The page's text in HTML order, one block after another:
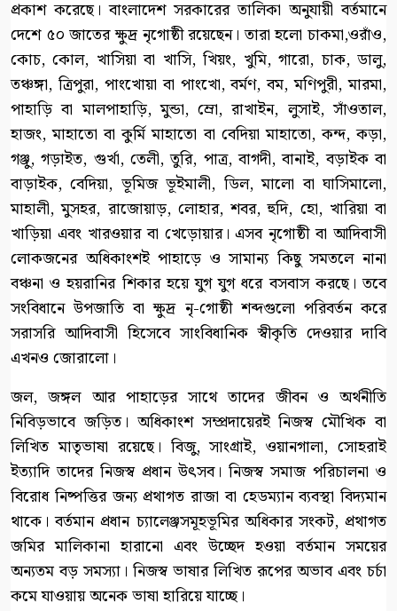
প্রকাশ করেছে। বাংলাদেশ সরকারের তালিকা অনুযায়ী বর্তমানে
দেশে ৫০ জাতের ক্ষুদ্র নৃগোষ্ঠী রয়েছেন। তারা হলো চাকমা,ওরাঁও,
কোচ, কোল, খাসিয়া বা খাসি, খিয়ং, খুমি, গারো, চাক, ডালু,
তঞ্চঙ্গা, ত্রিপুরা, পাংখোয়া বা পাংখো, বর্মণ, বম, মণিপুরী, মারমা,
পাহাড়ি বা মালপাহাড়ি, মুন্ডা, ম্রো, রাখাইন, লুসাই, সাঁওতাল,
হাজং, মাহাতো বা কুর্মি মাহাতো বা বেদিয়া মাহাতো, কন্দ, কড়া,
গঞ্জু, গড়াইত, গুর্খা, তেলী, তুরি, পাত্র, বাগদী, বানাই, বড়াইক বা
বাড়াইক, বেদিয়া, ভূমিজ ভূইমালী, ডিল, মালো বা ঘাসিমালো,
মাহালী, মুসহর, রাজোয়াড়, লোহার, শবর, হুদি, হো, খারিয়া বা
খাড়িয়া এবং খারওয়ার বা খেড়োয়ার। এসব নৃগোষ্ঠী বা আদিবাসী
লোকজনের অধিকাংশই পাহাড়ে ও সামান্য কিছু সমতলে নানা
বঞ্চনা ও হয়রানির শিকার হয়ে যুগ যুগ ধরে বসবাস করছে। তবে
সংবিধানে উপজাতি বা ক্ষুদ্র নৃ-গোষ্ঠী শব্দগুলো পরিবর্তন করে
সরাসরি আদিবাসী হিসেবে সাংবিধানিক স্বীকৃতি দেওয়ার দাবি
এখনও জোরালো।
জল, জঙ্গল আর পাহাড়ের সাথে তাদের জীবন ও অর্থনীতি
নিবিড়ভাবে জড়িত। অধিকাংশ সম্প্রদায়েরই নিজস্ব মৌখিক বা
লিখিত মাতৃভাষা রয়েছে। বিজু, সাংগ্রাই, ওয়ানগালা, সোহরাই
ইত্যাদি তাদের নিজস্ব প্রধান উৎসব। নিজস্ব সমাজ পরিচালনা ও
বিরোধ নিষ্পত্তির জন্য প্রথাগত রাজা বা হেডম্যান ব্যবস্থা বিদ্যমান
থাকে। বর্তমান প্রধান চ্যালেঞ্জসমূহভূমির অধিকার সংকট, প্রথাগত
জমির মালিকানা হারানো এবং উচ্ছেদ হওয়া বর্তমান সময়ের
অন্যতম বড় সমস্যা। নিজস্ব ভাষার লিখিত রূপের অভাব এবং চর্চা
কমে যাওয়ায় অনেক ভাষা হারিয়ে যাচ্ছে।